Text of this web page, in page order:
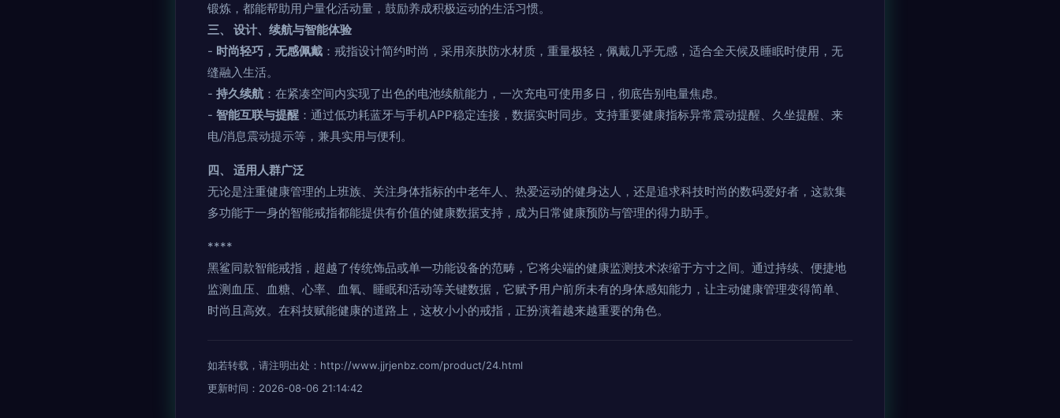
锻炼，都能帮助用户量化活动量，鼓励养成积极运动的生活习惯。
三、 设计、续航与智能体验
- 时尚轻巧，无感佩戴 ：戒指设计简约时尚，采用亲肤防水材质，重量极轻，佩戴几乎无感，适合全天候及睡眠时使用，无
缝融入生活。
- 持久续航 ：在紧凑空间内实现了出色的电池续航能力，一次充电可使用多日，彻底告别电量焦虑。
- 智能互联与提醒 ：通过低功耗蓝牙与手机APP稳定连接，数据实时同步。支持重要健康指标异常震动提醒、久坐提醒、来
电/消息震动提示等，兼具实用与便利。
四、 适用人群广泛
无论是注重健康管理的上班族、关注身体指标的中老年人、热爱运动的健身达人，还是追求科技时尚的数码爱好者，这款集
多功能于一身的智能戒指都能提供有价值的健康数据支持，成为日常健康预防与管理的得力助手。
****
黑鲨同款智能戒指，超越了传统饰品或单一功能设备的范畴，它将尖端的健康监测技术浓缩于方寸之间。通过持续、便捷地
监测血压、血糖、心率、血氧、睡眠和活动等关键数据，它赋予用户前所未有的身体感知能力，让主动健康管理变得简单、
时尚且高效。在科技赋能健康的道路上，这枚小小的戒指，正扮演着越来越重要的角色。
如若转载，请注明出处：http://www.jjrjenbz.com/product/24.html
更新时间：2026-08-06 21:14:42